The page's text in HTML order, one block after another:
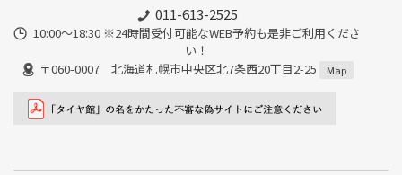
011-613-2525
10:00～18:30 ※24時間受付可能なWEB予約も是非ご利用くださ
い！
〒060-0007 北海道札幌市中央区北7条西20丁目2-25
Map